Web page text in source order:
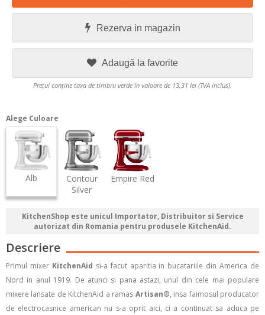
Rezerva in magazin
Adaugă la favorite
Prețul conține taxa de timbru verde în valoare de 13,31 lei (TVA inclus).
Alege Culoare
Alb
Contour
Silver
Empire Red
KitchenShop este unicul Importator, Distribuitor si Service
autorizat din Romania pentru produsele KitchenAid.
Descriere
Primul mixer KitchenAid si-a facut aparitia in bucatariile din America de
Nord in anul 1919. De atunci si pana astazi, unul din cele mai populare
mixere lansate de KitchenAid a ramas Artisan®, insa faimosul producator
de electrocasnice american nu s-a oprit aici, ci a continuat sa aduca pe